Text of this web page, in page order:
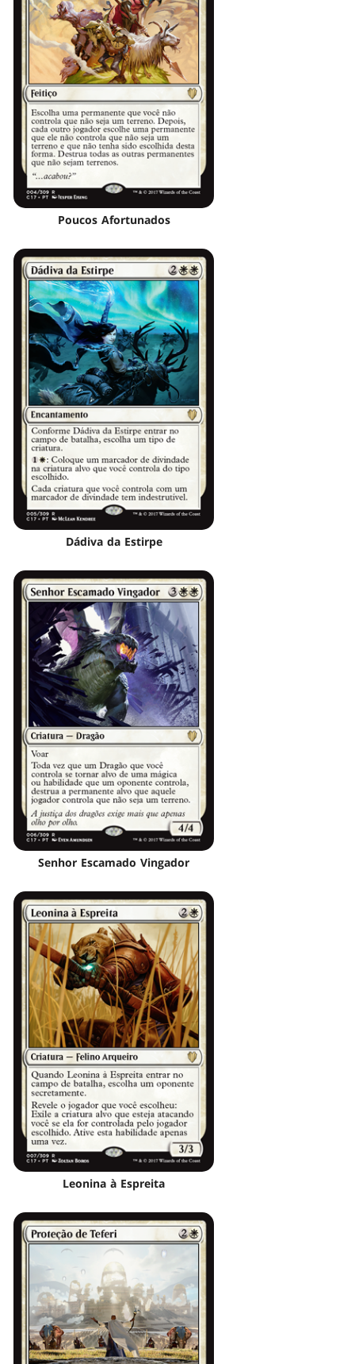
Poucos Afortunados
Dádiva da Estirpe
Senhor Escamado Vingador
Leonina à Espreita